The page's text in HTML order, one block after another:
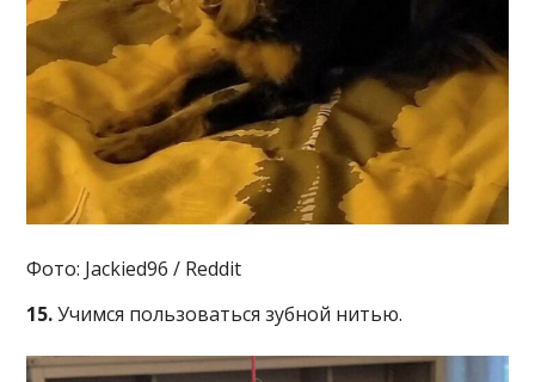
Фото: Jackied96 / Reddit
15.Учимся пользоваться зубной нитью.